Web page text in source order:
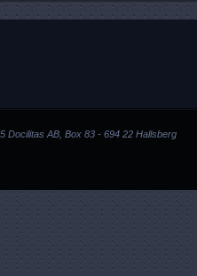
Docilitas AB, Box 83 - 694 22 Hallsberg